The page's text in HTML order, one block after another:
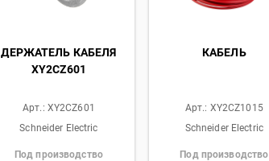
ДЕРЖАТЕЛЬ КАБЕЛЯ
XY2CZ601
Арт.: XY2CZ601
Schneider Electric
Под производство
КАБЕЛЬ
Арт.: XY2CZ1015
Schneider Electric
Под производство